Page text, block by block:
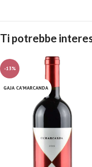
Ti potrebbe
-13%
GAJA CA'MARCANDA